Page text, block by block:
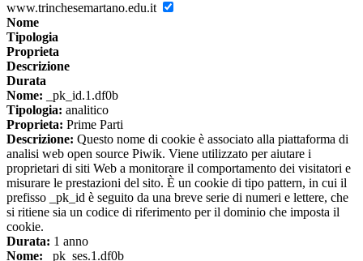
www.trinchesemartano.edu.it
Nome
Tipologia
Proprieta
Descrizione
Durata
Nome: _pk_id.1.df0b
Tipologia: analitico
Proprieta: Prime Parti
Descrizione: Questo nome di cookie è associato alla piattaforma di
analisi web open source Piwik. Viene utilizzato per aiutare i
proprietari di siti Web a monitorare il comportamento dei visitatori e
misurare le prestazioni del sito. È un cookie di tipo pattern, in cui il
prefisso _pk_id è seguito da una breve serie di numeri e lettere, che
si ritiene sia un codice di riferimento per il dominio che imposta il
cookie.
Durata: 1 anno
Nome: _pk_ses.1.df0b